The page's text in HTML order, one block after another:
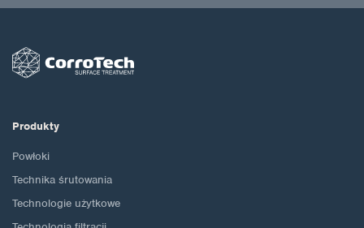
Produkty
Powłoki
Technika śrutowania
Technologie użytkowe